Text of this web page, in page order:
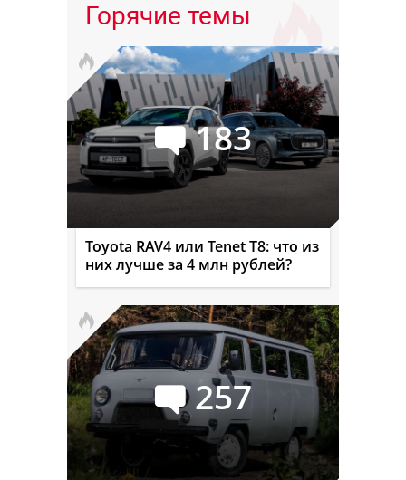
Горячие темы
183
Toyota RAV4 или Tenet T8: что из
них лучше за 4 млн рублей?
257